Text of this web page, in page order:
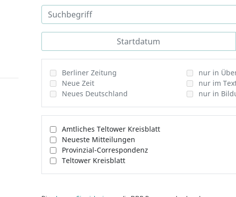
Berliner Zeitung
Neue Zeit
Neues Deutschland
nur in
nur im
nur in
Amtliches Teltower Kreisblatt
Neueste Mitteilungen
Provinzial-Correspondenz
Teltower Kreisblatt